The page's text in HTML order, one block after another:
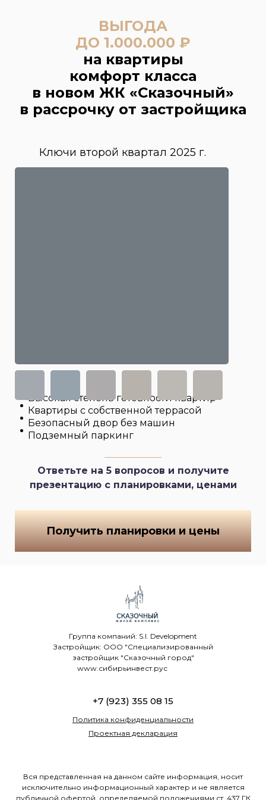
Ключи второй квартал 2025 г.
ВЫГОДА
ДО 1.000.000 ₽
на квартиры
комфорт класса
в новом ЖК «Сказочный»
в рассрочку от застройщика
Высокая степень готовности квартир
Квартиры с собственной террасой
Безопасный двор без машин
Подземный паркинг
Ответьте на 5 вопросов и получите
презентацию с планировками, ценами
Получить планировки и цены
Группа компаний: S.I. Development
Застройщик: ООО "Специализированный
застройщик "Сказочный город"
www.сибирьинвест.рус
+7 (923) 355 08 15
Политика конфиденциальности
Проектная декларация
Вся представленная на данном сайте информация, носит
исключительно информационный характер и не является
публичной офертой, определяемой положениями ст. 437 ГК